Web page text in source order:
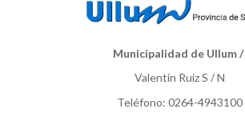
Municipalidad de Ullum /
Valentín Ruiz S / N
Teléfono: 0264-4943100